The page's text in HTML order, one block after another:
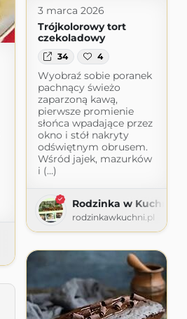
3 marca 2026
Trójkolorowy tort
czekoladowy
34 4
Wyobraź sobie poranek
pachnący świeżo
zaparzoną kawą,
pierwsze promienie
słońca wpadające przez
okno i stół nakryty
odświętnym obrusem.
Wśród jajek, mazurków
i (...)
Rodzinka w Kuchni
rodzinkawkuchni.pl